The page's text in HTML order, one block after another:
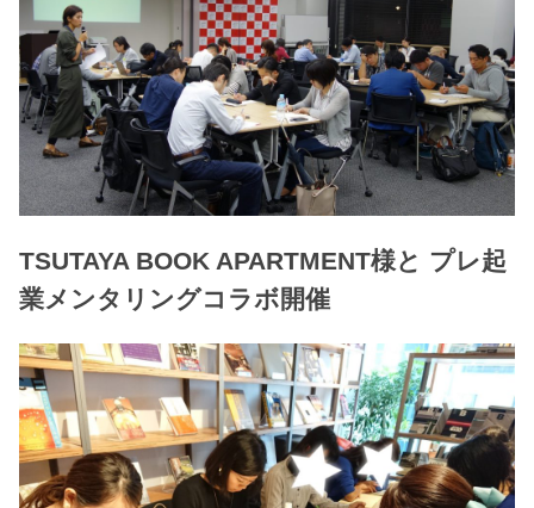
TSUTAYA BOOK APARTMENT様と プレ起
業メンタリングコラボ開催